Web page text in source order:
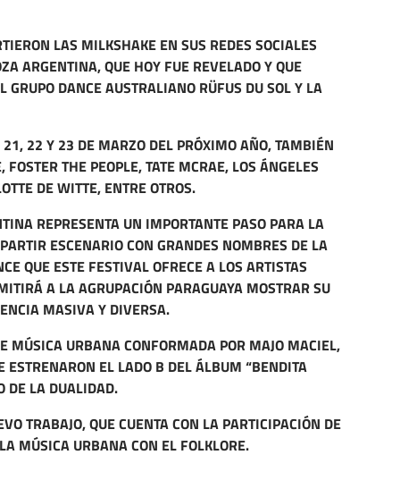
LAS MILKSHAKE EN SUS REDES SOCIALES
ARGENTINA, QUE HOY FUE REVELADO Y QUE
DANCE AUSTRALIANO RÜFUS DU SOL Y LA
22 Y 23 DE MARZO DEL PRÓXIMO AÑO, TAMBIÉN
THE PEOPLE, TATE MCRAE, LOS ÁNGELES
DE WITTE, ENTRE OTROS.
REPRESENTA UN IMPORTANTE PASO PARA LA
ESCENARIO CON GRANDES NOMBRES DE LA
QUE ESTE FESTIVAL OFRECE A LOS ARTISTAS
A LA AGRUPACIÓN PARAGUAYA MOSTRAR SU
MASIVA Y DIVERSA.
MÚSICA URBANA CONFORMADA POR MAJO MACIEL,
EL LADO B DEL ÁLBUM “BENDITA
DE LA DUALIDAD.
TRABAJO, QUE CUENTA CON LA PARTICIPACIÓN DE
MÚSICA URBANA CON EL FOLKLORE.